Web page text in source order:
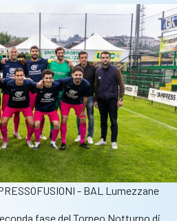
- BAL Lumezzane
fase del Torneo Notturno di